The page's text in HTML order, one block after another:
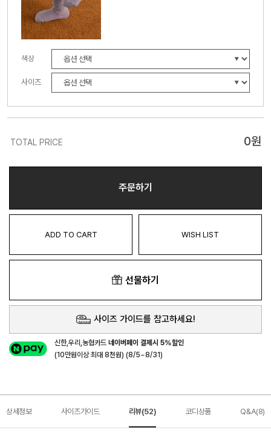
색상
사이즈
TOTAL PRICE 0원
주문하기
ADD TO CART WISH LIST
선물하기
사이즈 가이드를 참고하세요!
신한,우리,농협카드네이버페이 결제시 5%할인
(10만원이상 최대 8천원) (8/5~8/31)
상세정보 사이즈가이드 리뷰(52) 코디상품 Q&A(8)